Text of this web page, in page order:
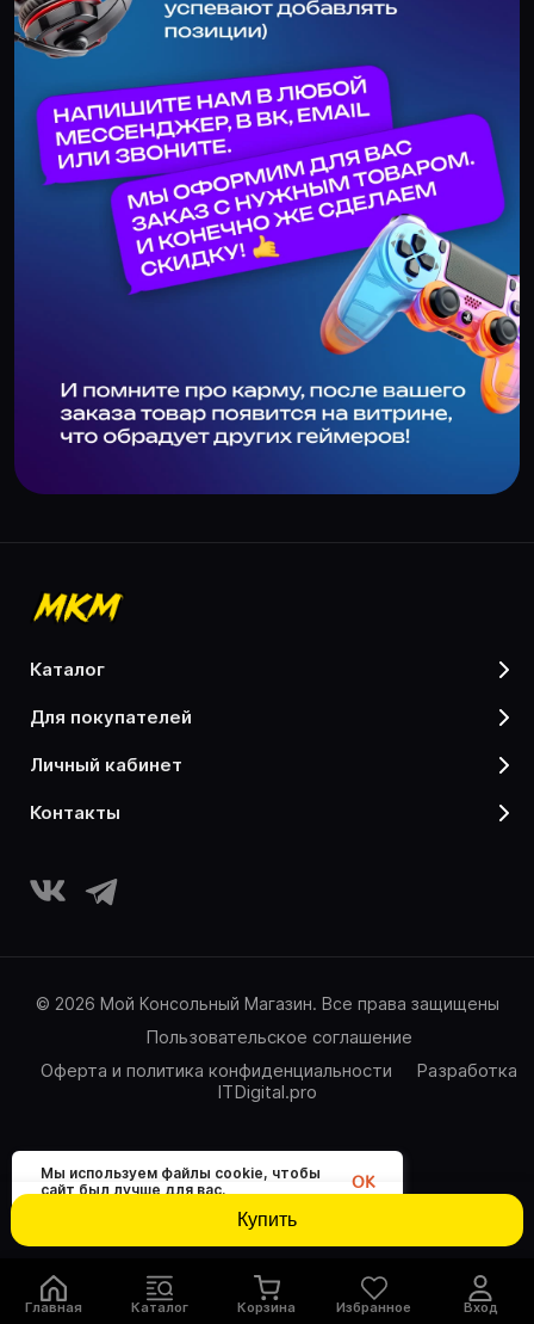
Купить
каталог
для покупателей
личный кабинет
контакты
© 2026 Мой Консольный Магазин. Все права защищены
Пользовательское соглашение
Оферта и политика конфиденциальности
Разработка
ITDigital.pro
Главная Каталог Корзина Избранное Вход
Мы используем файлы cookie, чтобы
сайт был лучше для вас.
OK